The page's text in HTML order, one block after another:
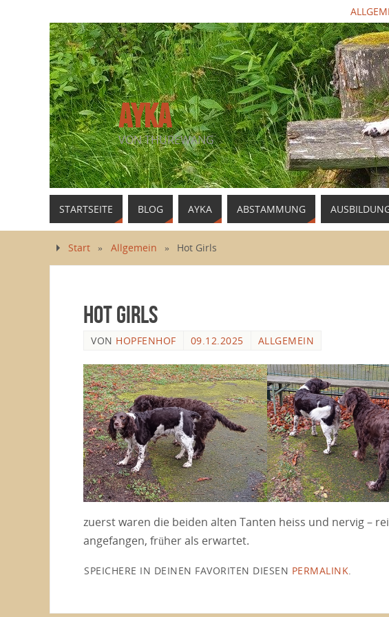
AYKA
VON THUREWANG
STARTSEITE BLOG AYKA ABSTAMMUNG
Start » Allgemein » Hot Girls
Hot Girls
VON HOPFENHOF 09.12.2025 ALLGEMEIN
zuerst waren die beiden alten Tanten heiss und nervig –
angefangen, früher als erwartet.
SPEICHERE IN DEINEN FAVORITEN DIESEN PERMALINK.